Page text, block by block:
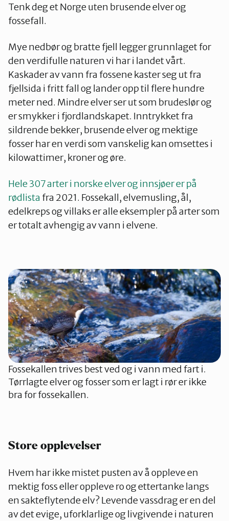
Rogaland
Tenk deg et Norge uten brusende elver og
fossefall.
Mye nedbør og bratte fjell legger grunnlaget for
den verdifulle naturen vi har i landet vårt.
Kaskader av vann fra fossene kaster seg ut fra
fjellsida i fritt fall og lander opp til flere hundre
meter ned. Mindre elver ser ut som brudeslør og
er smykker i fjordlandskapet. Inntrykket fra
sildrende bekker, brusende elver og mektige
fosser har en verdi som vanskelig kan omsettes i
kilowattimer, kroner og øre.
Hele 307 arter i norske elver og innsjøer er på
rødlista fra 2021. Fossekall, elvemusling, ål,
edelkreps og villaks er alle eksempler på arter som
er totalt avhengig av vann i elvene.
Fossekallen trives best ved og i vann med fart i.
Tørrlagte elver og fosser som er lagt i rør er ikke
bra for fossekallen.
Store opplevelser
Hvem har ikke mistet pusten av å oppleve en
mektig foss eller oppleve ro og ettertanke langs
en sakteflytende elv? Levende vassdrag er en del
av det evige, uforklarlige og livgivende i naturen